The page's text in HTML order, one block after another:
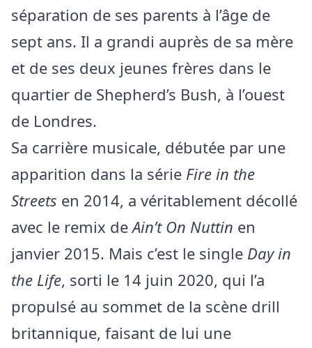
séparation de ses parents à l’âge de
sept ans. Il a grandi auprès de sa mère
et de ses deux jeunes frères dans le
quartier de Shepherd’s Bush, à l’ouest
de Londres.
Sa carrière musicale, débutée par une
apparition dans la série Fire in the
Streets en 2014, a véritablement décollé
avec le remix deAin’t On Nuttin en
janvier 2015. Mais c’est le single Day in
the Life, sorti le 14 juin 2020, qui l’a
propulsé au sommet de la scène drill
britannique, faisant de lui une